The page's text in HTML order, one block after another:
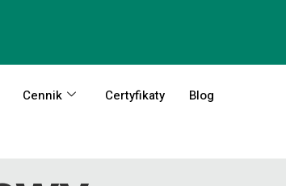
Cennik Certyfikaty
Blog